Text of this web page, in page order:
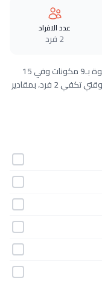
عدد الافراد
2 فرد
طريقة عمل شوربة البطاطس والقرع خطوة بخطوة بـ9 مكونات وفي 15
دقيقة فقط. وصفة سهلة ومجرّبة من مطبخ دلوقتي تكفي 2 فرد، بمقادير